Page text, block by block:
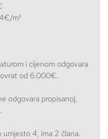
m²
i cijenom odgovara
od 6.000€.
odgovara propisanoj,
4, ima 2 člana.